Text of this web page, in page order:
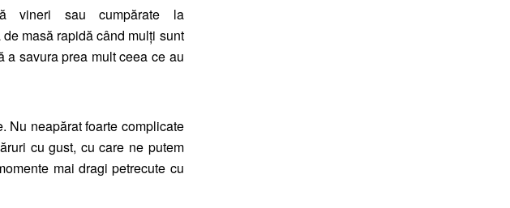
vineri sau cumpărate la
masă rapidă când mulți sunt
a savura prea mult ceea ce au
Nu neapărat foarte complicate
cu gust, cu care ne putem
mai dragi petrecute cu